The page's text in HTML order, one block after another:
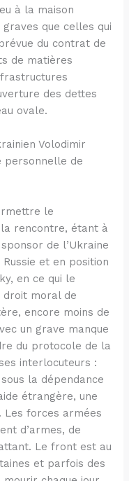
à la maison
que celles qui
du contrat de
de matières
des dettes
ovale.
Volodimir
personnelle de
le
rencontre, étant à
de l’Ukraine
et en position
en ce qui le
droit moral de
encore moins de
un grave manque
du protocole de la
interlocuteurs :
la dépendance
étrangère, une
Les forces armées
d’armes, de
Le front est au
et parfois des